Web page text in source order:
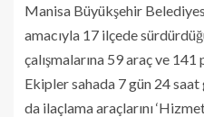
Manisa Büyükşehir
amacıyla 17 ilçede
çalışmalarına 59 araç ve
Ekipler sahada 7 gün 24
da ilaçlama araçlarını